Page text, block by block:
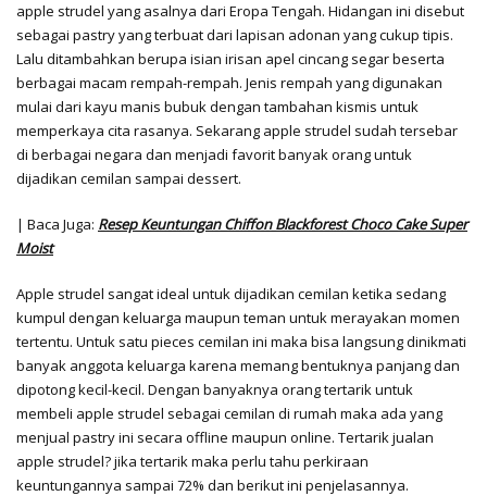
apple strudel yang asalnya dari Eropa Tengah. Hidangan ini disebut
sebagai pastry yang terbuat dari lapisan adonan yang cukup tipis.
Lalu ditambahkan berupa isian irisan apel cincang segar beserta
berbagai macam rempah-rempah. Jenis rempah yang digunakan
mulai dari kayu manis bubuk dengan tambahan kismis untuk
memperkaya cita rasanya. Sekarang apple strudel sudah tersebar
di berbagai negara dan menjadi favorit banyak orang untuk
dijadikan cemilan sampai dessert.
| Baca Juga: Resep Keuntungan Chiffon Blackforest Choco Cake Super
Moist
Apple strudel sangat ideal untuk dijadikan cemilan ketika sedang
kumpul dengan keluarga maupun teman untuk merayakan momen
tertentu. Untuk satu pieces cemilan ini maka bisa langsung dinikmati
banyak anggota keluarga karena memang bentuknya panjang dan
dipotong kecil-kecil. Dengan banyaknya orang tertarik untuk
membeli apple strudel sebagai cemilan di rumah maka ada yang
menjual pastry ini secara offline maupun online. Tertarik jualan
apple strudel? jika tertarik maka perlu tahu perkiraan
keuntungannya sampai 72% dan berikut ini penjelasannya.